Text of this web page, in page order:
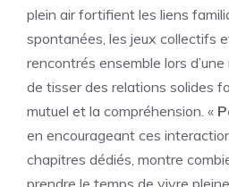
plein air fortifient les liens
spontanées, les jeux collectifs
rencontrés ensemble lors
de tisser des relations solides
mutuel et la compréhension. «
en encourageant ces
chapitres dédiés, montre
prendre le temps de vivre